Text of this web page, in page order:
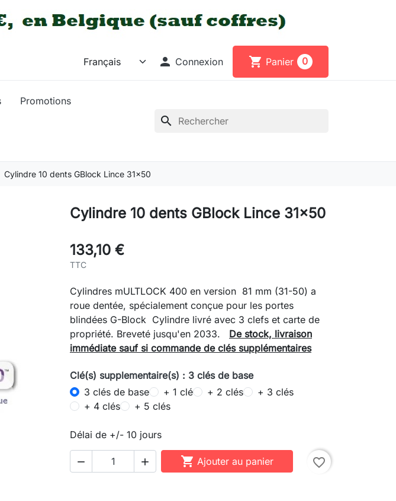
 Connexion shopping_cart Panier 0
Promotions
search
Cylindre 10 dents GBlock Lince 31x50
Cylindre 10 dents GBlock Lince 31x50
133,10 €
TTC
Cylindres mULTLOCK 400 en version 81 mm (31-50) a
roue dentée, spécialement conçue pour les portes
blindées G-Block Cylindre livré avec 3 clefs et carte de
propriété. Breveté jusqu'en 2033. De stock, livraison
immédiate sauf si commande de clés supplémentaires
Clé(s) supplementaire(s) : 3 clés de base
3 clés de base
+ 1 clé + 2 clés
+ 3 clés
+ 4 clés
+ 5 clés
Délai de +/- 10 jours
   Ajouter au panier favorite_border